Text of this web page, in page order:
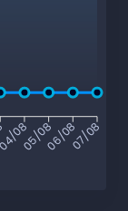
08
05/0806/0807/08